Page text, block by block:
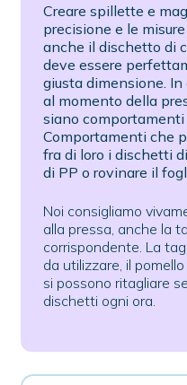
Creare spillette e
precisione e le
anche il dischetto di
deve essere
giusta dimensione. In
al momento della
siano comportamenti
Comportamenti che
fra di loro i dischetti
di PP o rovinare il
Noi consigliamo
alla pressa, anche la
corrispondente. La
da utilizzare, il
si possono ritagliare
dischetti ogni ora.